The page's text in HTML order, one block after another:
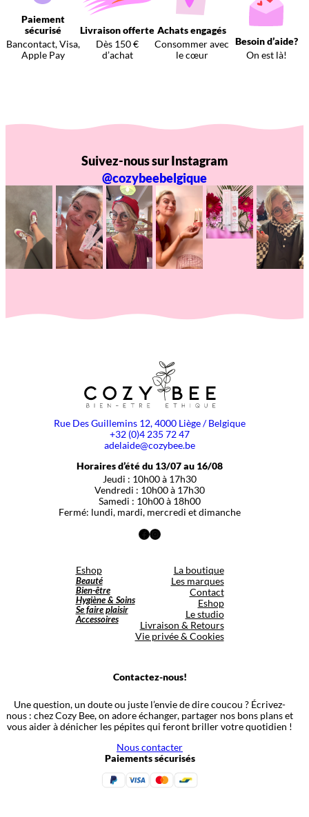
Paiement
sécurisé
Bancontact, Visa,
Apple Pay
Livraison offerte
Dès 150 €
d’achat
Achats engagés
Consommer avec
le cœur
Besoin d’aide?
On est là!
Suivez-nous sur Instagram
@cozybeebelgique
Rue Des Guillemins 12, 4000 Liège / Belgique
+32 (0)4 235 72 47
adelaide@cozybee.be
Horaires d’été du 13/07 au 16/08
Jeudi : 10h00 à 17h30
Vendredi : 10h00 à 17h30
Samedi : 10h00 à 18h00
Fermé: lundi, mardi, mercredi et dimanche
Facebook
Instagram
Eshop
Beauté
Bien-être
Hygiène & Soins
Se faire plaisir
Accessoires
La boutique
Les marques
Contact
Eshop
Le studio
Livraison & Retours
Vie privée & Cookies
Contactez-nous!
Une question, un doute ou juste l’envie de dire coucou ? Écrivez-
nous : chez Cozy Bee, on adore échanger, partager nos bons plans et
vous aider à dénicher les pépites qui feront briller votre quotidien !
Nous contacter
Paiements sécurisés